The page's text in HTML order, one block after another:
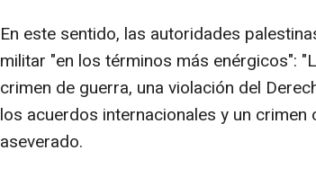
En este sentido, las autoridades
militar "en los términos más enérgicos":
crimen de guerra, una violación del
los acuerdos internacionales y un crimen
aseverado.